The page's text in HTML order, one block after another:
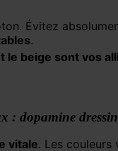
Évitez
.
le beige sont vos
: dopamine
vitale. Les couleurs